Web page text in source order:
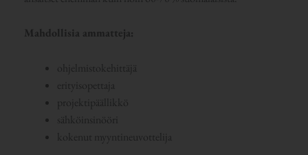
Mahdollisia ammatteja:
ohjelmistokehittäjä
erityisopettaja
projektipäällikkö
sähköinsinööri
kokenut myyntineuvottelija